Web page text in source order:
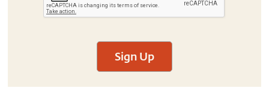
Sign Up